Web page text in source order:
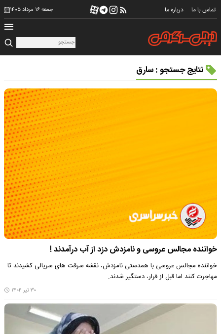
تماس با ما درباره ما جمعه ۱۶ مرداد ۱۴۰۵
نتایج جستجو : سارق
خواننده مجالس عروسی و نامزدش دزد از آب درآمدند !
خواننده مجالس عروسی با همدستی نامزدش، ‌نقشه سرقت های سریالی کشیدند تا
مهاجرت کنند اما قبل از فرار، دستگیر شدند.
۳۰ تیر ۱۴۰۴